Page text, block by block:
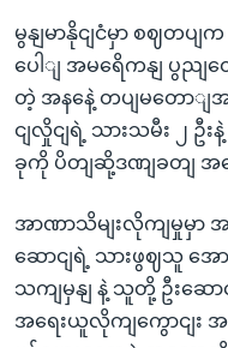
မွနျမာနိုငျငံမှာ စဈတပ
ပေါျ အမရေိကနျ ပွညျ
တဲ့ အနနေဲ့ တပျမတောျအ
ငျလှိုငျရဲ့ သားသမီး ၂ ဦ
ခုကို ပိတျဆို့ဒဏျခတျ အ
အာဏာသိမျးလိုကျမှုမှာ အ
ဆောငျရဲ့ သားဖွဈသူ အေ
သကျမှနျ နဲ့ သူတို့ ဦးဆေ
အရေးယူလိုကျကွောငျး